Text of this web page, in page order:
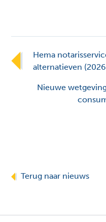
Hema
alternatieven
Nieuwe
Terug naar nieuws